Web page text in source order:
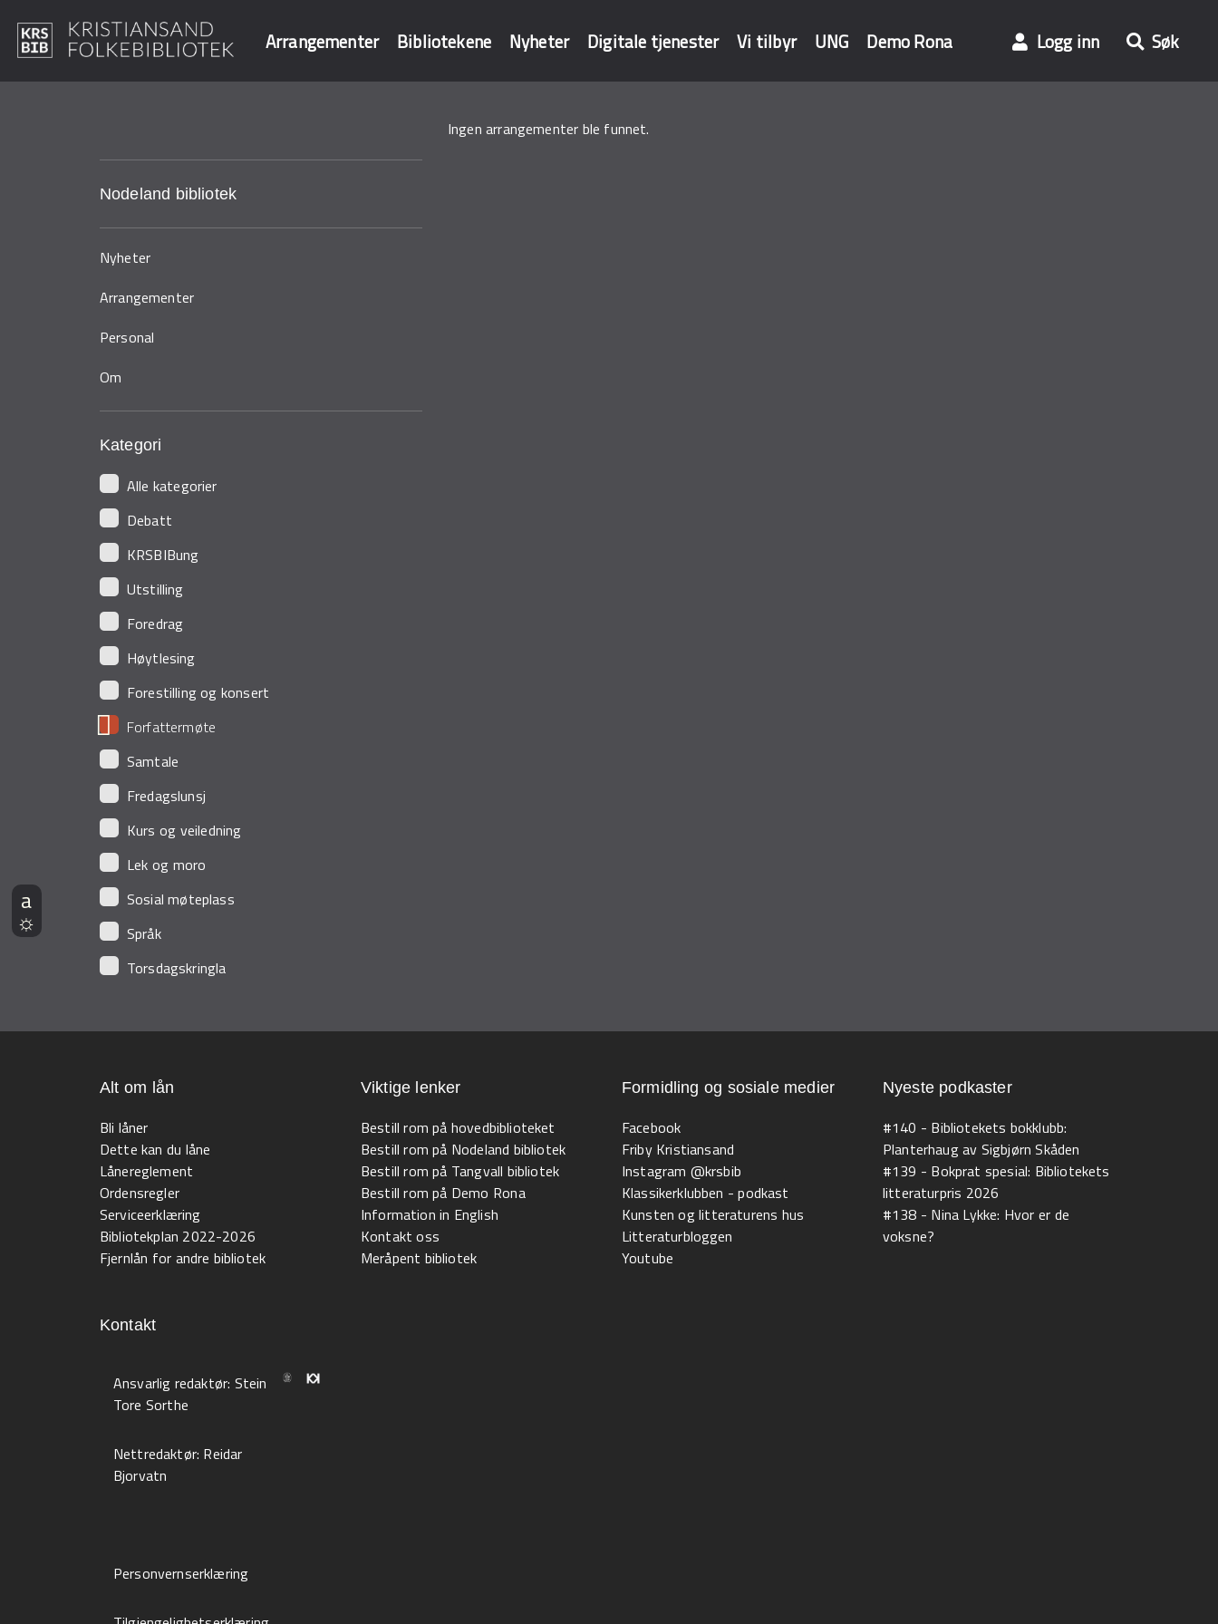
Arrangementer Bibliotekene Nyheter Digitale tjenester Vi tilbyr UNG Demo Rona Logg inn Søk
Nodeland bibliotek
Nyheter
Arrangementer
Personal
Om
Kategori
Alle kategorier
Debatt
KRSBIBung
Utstilling
Foredrag
Høytlesing
Forestilling og konsert
Forfattermøte
Samtale
Fredagslunsj
Kurs og veiledning
Lek og moro
Sosial møteplass
Språk
Torsdagskringla
Ingen arrangementer ble funnet.
Alt om lån
Bli låner
Dette kan du låne
Lånereglement
Ordensregler
Serviceerklæring
Bibliotekplan 2022-2026
Fjernlån for andre bibliotek
Viktige lenker
Bestill rom på hovedbiblioteket
Bestill rom på Nodeland bibliotek
Bestill rom på Tangvall bibliotek
Bestill rom på Demo Rona
Information in English
Kontakt oss
Meråpent bibliotek
Formidling og sosiale medier
Facebook
Friby Kristiansand
Instagram @krsbib
Klassikerklubben - podkast
Kunsten og litteraturens hus
Litteraturbloggen
Youtube
Nyeste podkaster
#140 - Bibliotekets bokklubb:
Planterhaug av Sigbjørn Skåden
#139 - Bokprat spesial: Bibliotekets
litteraturpris 2026
#138 - Nina Lykke: Hvor er de
voksne?
Kontakt
Ansvarlig redaktør: Stein
Tore Sorthe
Nettredaktør: Reidar
Bjorvatn
Personvernserklæring